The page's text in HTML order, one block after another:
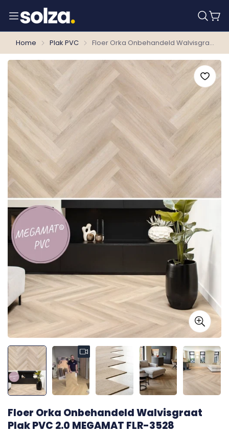
Home Plak PVC Floer Orka Onbehandeld Walvisgraat Plak PVC 2.0 MEGAMAT FLR-3528
Floer Orka Onbehandeld Walvisgraat
Plak PVC 2.0 MEGAMAT FLR-3528